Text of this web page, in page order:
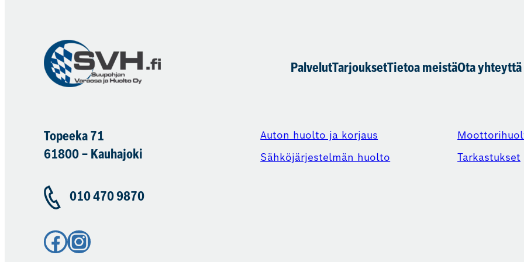
PalvelutTarjouksetTietoa meistäOta yhteyttä
Topeeka 71
61800 – Kauhajoki
010 470 9870
Facebook Instagram
Auton huolto ja korjaus
Sähköjärjestelmän huolto
Tarkastukset